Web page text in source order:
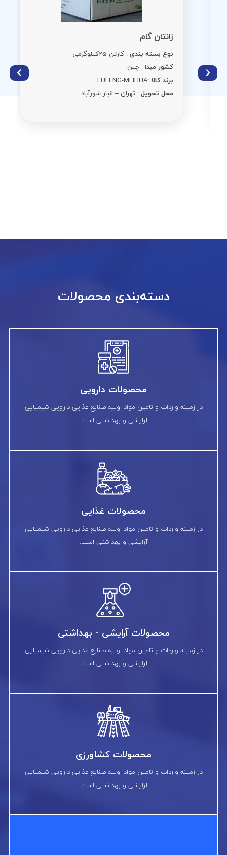
زانتان گام
نوع بسته بندی: کارتن 25کیلوگرمی
کشور مبدا: چین
برند کالا :FUFENG-MEIHUA
محل تحویل: تهران – انبار شورآباد
دسته‌بندی محصولات
محصولات دارویی
در زمینه واردات و تامین مواد اولیه صنایع غذایی دارویی شیمیایی
آرایشی و بهداشتی است.
محصولات غذایی
در زمینه واردات و تامین مواد اولیه صنایع غذایی دارویی شیمیایی
آرایشی و بهداشتی است.
محصولات آرایشی - بهداشتی
در زمینه واردات و تامین مواد اولیه صنایع غذایی دارویی شیمیایی
آرایشی و بهداشتی است.
محصولات کشاورزی
در زمینه واردات و تامین مواد اولیه صنایع غذایی دارویی شیمیایی
آرایشی و بهداشتی است.